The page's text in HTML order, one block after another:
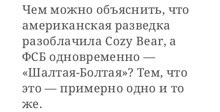
Чем можно объяснить, что
американская разведка
разоблачила Cozy Bear, а
ФСБ одновременно —
«Шалтая-Болтая»? Тем, что
это — примерно одно и то
же.